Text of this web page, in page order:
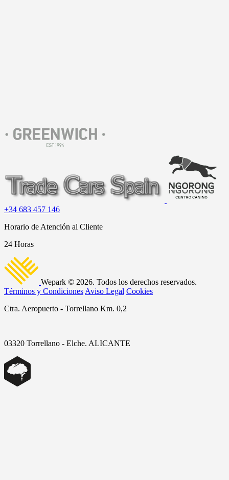
+34 683 457 146
Horario de Atención al Cliente
24 Horas
Wepark © 2026. Todos los derechos reservados.
Términos y Condiciones Aviso Legal Cookies
Ctra. Aeropuerto - Torrellano Km. 0,2
03320 Torrellano - Elche. ALICANTE